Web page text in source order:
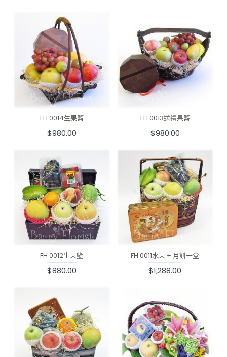
FH 0014生果籃
$980.00
FH 0013送禮果籃
$980.00
FH 0012生果籃
$880.00
FH 0011水果 + 月餅一盒
$1,288.00